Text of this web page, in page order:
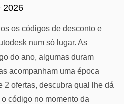
2026
os códigos de desconto e
num só lugar. As
do ano, algumas duram
acompanham uma época
2 ofertas, descubra qual lhe dá
código no momento da